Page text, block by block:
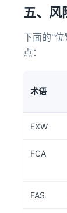
五、风
下面的"
点：
术语
EXW
FCA
FAS